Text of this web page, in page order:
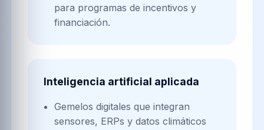
para programas de incentivos y
financiación.
Inteligencia artificial aplicada
Gemelos digitales que integran
sensores, ERPs y datos climáticos